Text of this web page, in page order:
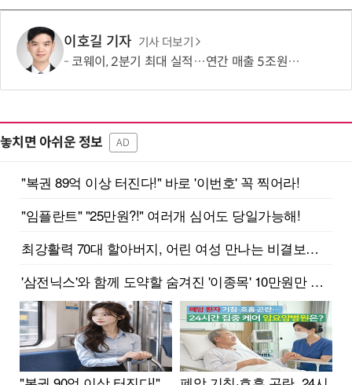
이호길 기자 기사 더보기
코웨이, 2분기 최대 실적…연간 매출 5조원·영업이익 1조원 '순항'
놓치면 아쉬운 정보 AD